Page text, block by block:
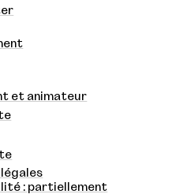
et animateur
: partiellement